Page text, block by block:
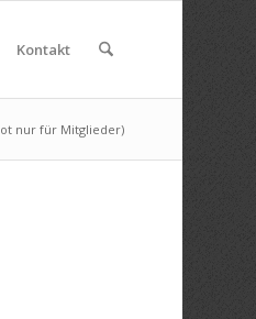
Kontakt
nur für Mitglieder)